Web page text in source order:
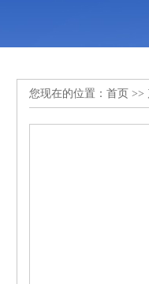
您现在的位置： 首页 >>